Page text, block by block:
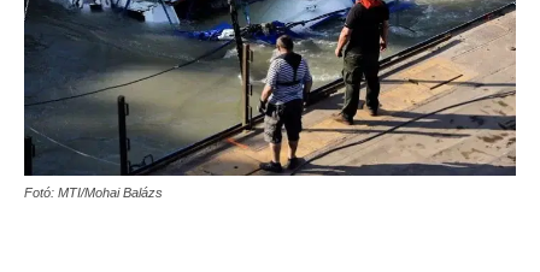
Fotó: MTI/Mohai Balázs